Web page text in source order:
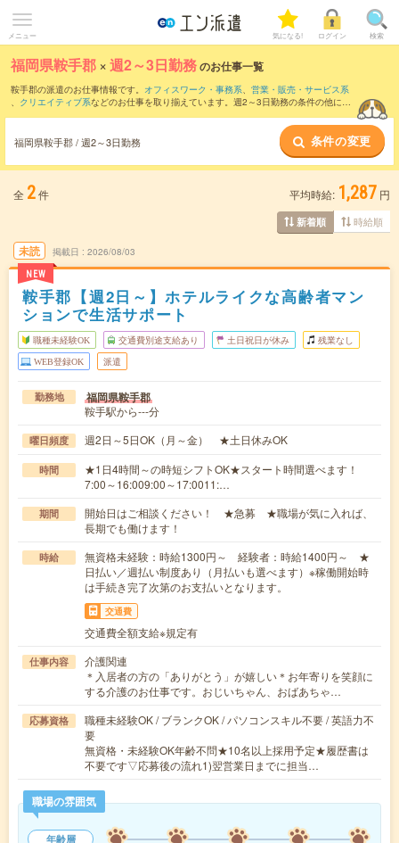
メニュー 気になる! ログイン 検索
福岡県鞍手郡 ×週2～3日勤務のお仕事一覧
鞍手郡の派遣のお仕事情報です。 オフィスワーク・事務系、 営業・販売・サービス系
、 クリエイティブ系などのお仕事を取り揃えています。週2～3日勤務の条件の他に、
福岡県鞍手郡 / 週2～3日勤務 条件の変更
全 2件 平均時給: 1,287 円
新着順 時給順
未読
NEW
掲載日 2026/08/03
鞍手郡【週2日～】ホテルライクな高齢者マン
ションで生活サポート
職種未経験OK 交通費別途支給あり 土日祝日が休み 残業なし
WEB登録OK 派遣
勤務地 福岡県鞍手郡
鞍手駅から---分
曜日頻度 週2日～5日OK（月～金） ★土日休みOK
時間
★1日4時間～の時短シフトOK★スタート時間選べます！
7:00～16:009:00～17:0011:…
期間
開始日はご相談ください！ ★急募 ★職場が気に入れば、
長期でも働けます！
時給
無資格未経験：時給1300円～ 経験者：時給1400円～ ★
日払い／週払い制度あり（月払いも選べます）※稼働開始時
は手続き完了次第のお支払いとなります。
交通費
交通費全額支給※規定有
仕事内容
介護関連
＊入居者の方の「ありがとう」が嬉しい＊お年寄りを笑顔に
する介護のお仕事です。おじいちゃん、おばあちゃ…
応募資格
職種未経験OK / ブランクOK / パソコンスキル不要 / 英語力不
要
無資格・未経験OK年齢不問★10名以上採用予定★履歴書は
不要です▽応募後の流れ1)翌営業日までに担当…
職場の雰囲気
年齢層